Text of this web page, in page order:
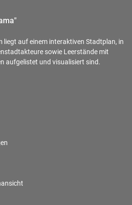
liegt auf einem interaktiven Stadtplan, in
sowie Leerstände mit
aufgelistet und visualisiert sind.